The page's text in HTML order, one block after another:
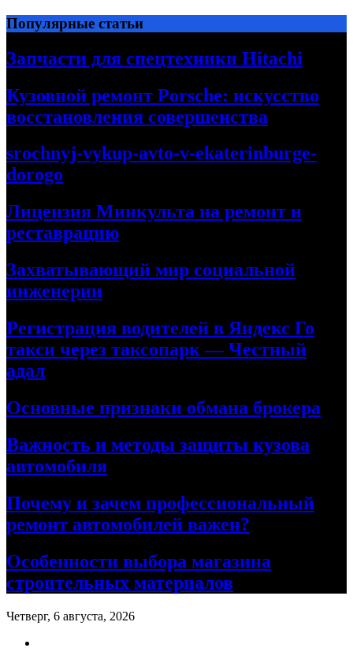
Перейти
к
содержимому
Популярные статьи
Запчасти для спецтехники Hitachi
Кузовной ремонт Porsche: искусство
восстановления совершенства
srochnyj-vykup-avto-v-ekaterinburge-
dorogo
Лицензия Минкульта на ремонт и
реставрацию
Захватывающий мир социальной
инженерии
Регистрация водителей в Яндекс Го
такси через таксопарк — Честный
адал
Основные признаки обмана брокера
Важность и методы защиты кузова
автомобиля
Почему и зачем профессиональный
ремонт автомобилей важен?
Особенности выбора магазина
строительных материалов
Четверг, 6 августа, 2026